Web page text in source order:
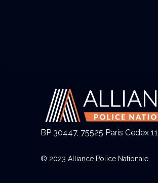
BP 30447, 75525 Paris Cedex 11
© 2023 Alliance Police Nationale.